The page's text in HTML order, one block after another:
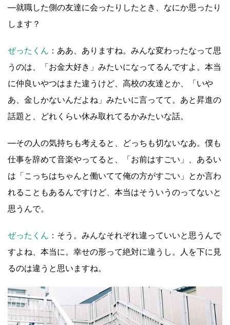
―就職した側の友達に会ったりしたとき、なにか思ったり
します？
ぜったくん ：ああ、ありますね。みんな変わったなって思
うのは、「お金大好き」みたいになってるんですよ。本当
に仲良いやつはまた違うけど、高校の友達とか、「いや
あ、金しかないんだよね」みたいに言ってて。あと昇進の
話題と、どれくらい休み取れてるかみたいな話。
―その人の気持ちも考えると、どっちも切ないなあ。僕も
仕事を辞めて音楽やってると、「お前はすごい」、あるい
は「こっちはちゃんと働いてて俺の方がすごい」とか言わ
れることもあるんですけど、本当はそういうのってないと
思うんで。
ぜったくん ：そう。みんなそれぞれ違っていいと思うんで
すよね、本当に。幸せの形って絶対に違うし。人を下に見
るのは違うと思いますね。